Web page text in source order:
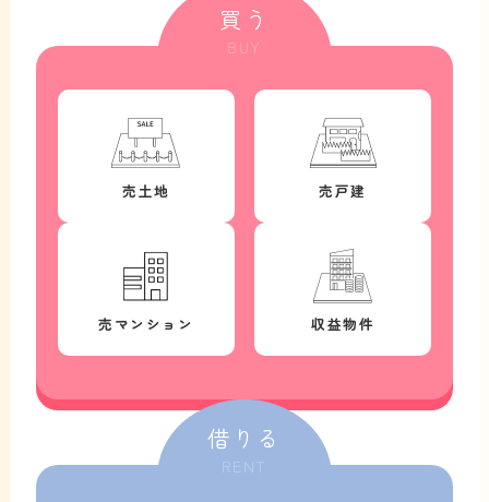
買う
BUY
売土地 売戸建
売マンション 収益物件
借りる
RENT